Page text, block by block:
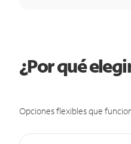
¿Por qué
Opciones flexibles que